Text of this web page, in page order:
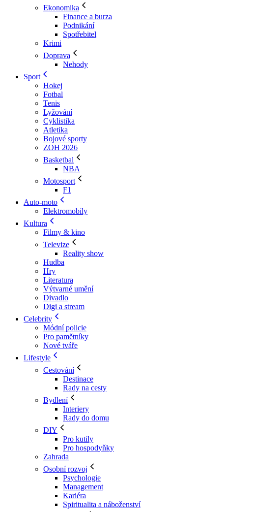
Ekonomika
Finance a burza
Podnikání
Spotřebitel
Krimi
Doprava
Nehody
Sport
Hokej
Fotbal
Tenis
Lyžování
Cyklistika
Atletika
Bojové sporty
ZOH 2026
Basketbal
NBA
Motosport
F1
Auto-moto
Elektromobily
Kultura
Filmy & kino
Televize
Reality show
Hudba
Hry
Literatura
Výtvarné umění
Divadlo
Digi a stream
Celebrity
Módní policie
Pro pamětníky
Nové tváře
Lifestyle
Cestování
Destinace
Rady na cesty
Bydlení
Interiery
Rady do domu
DIY
Pro kutily
Pro hospodyňky
Zahrada
Osobní rozvoj
Psychologie
Management
Kariéra
Spiritualita a náboženství